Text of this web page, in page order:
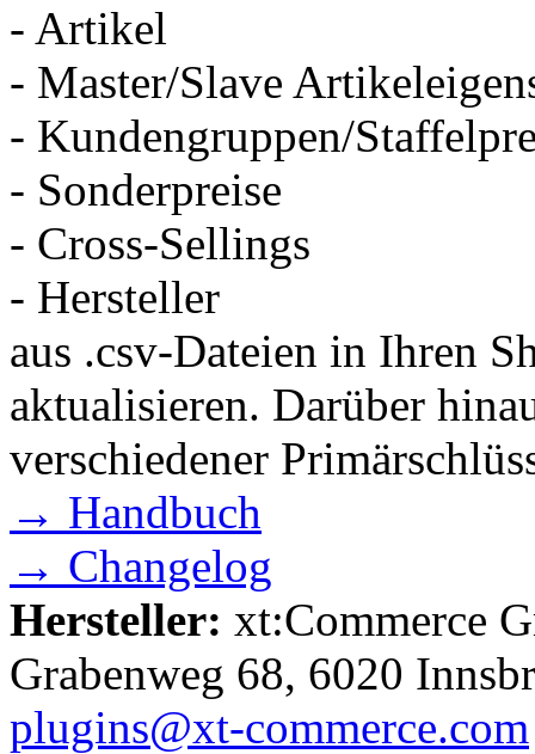
- Artikel
- Master/Slave
- Kundengruppen/
- Sonderpreise
- Cross-Sellings
- Hersteller
aus .csv-Dateien in Ihren
aktualisieren. Darüber
verschiedener
→ Handbuch
→ Changelog
Hersteller: xt:Commerce
Grabenweg 68, 6020
plugins@xt-commerce.com